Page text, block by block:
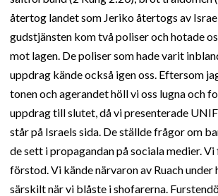
återtog landet som Jeriko återtogs av
gudstjänsten kom två poliser och hotade
mot lagen. De poliser som hade varit
uppdrag kände också igen oss. Eftersom
tonen och agerandet höll vi oss lugna och
uppdrag till slutet, då vi presenterade
står på Israels sida. De ställde frågor om
de sett i propagandan på sociala medier.
förstod. Vi kände närvaron av Ruach under
särskilt när vi blåste i shofarerna.